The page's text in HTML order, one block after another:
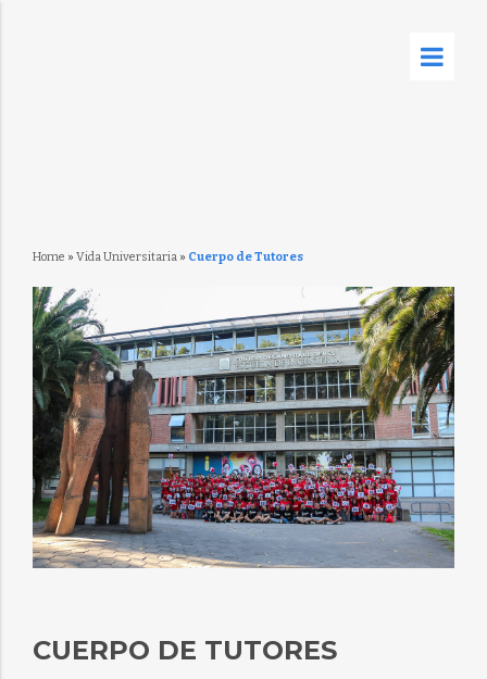
Home » Vida Universitaria» Cuerpo de Tutores
CUERPO DE TUTORES